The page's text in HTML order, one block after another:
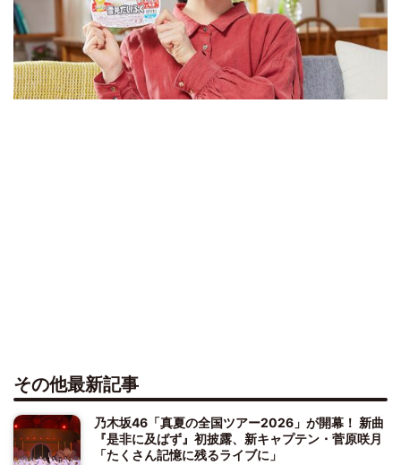
その他最新記事
乃木坂46「真夏の全国ツアー2026」が開幕！ 新曲
『是非に及ばず』初披露、新キャプテン・菅原咲月
「たくさん記憶に残るライブに」